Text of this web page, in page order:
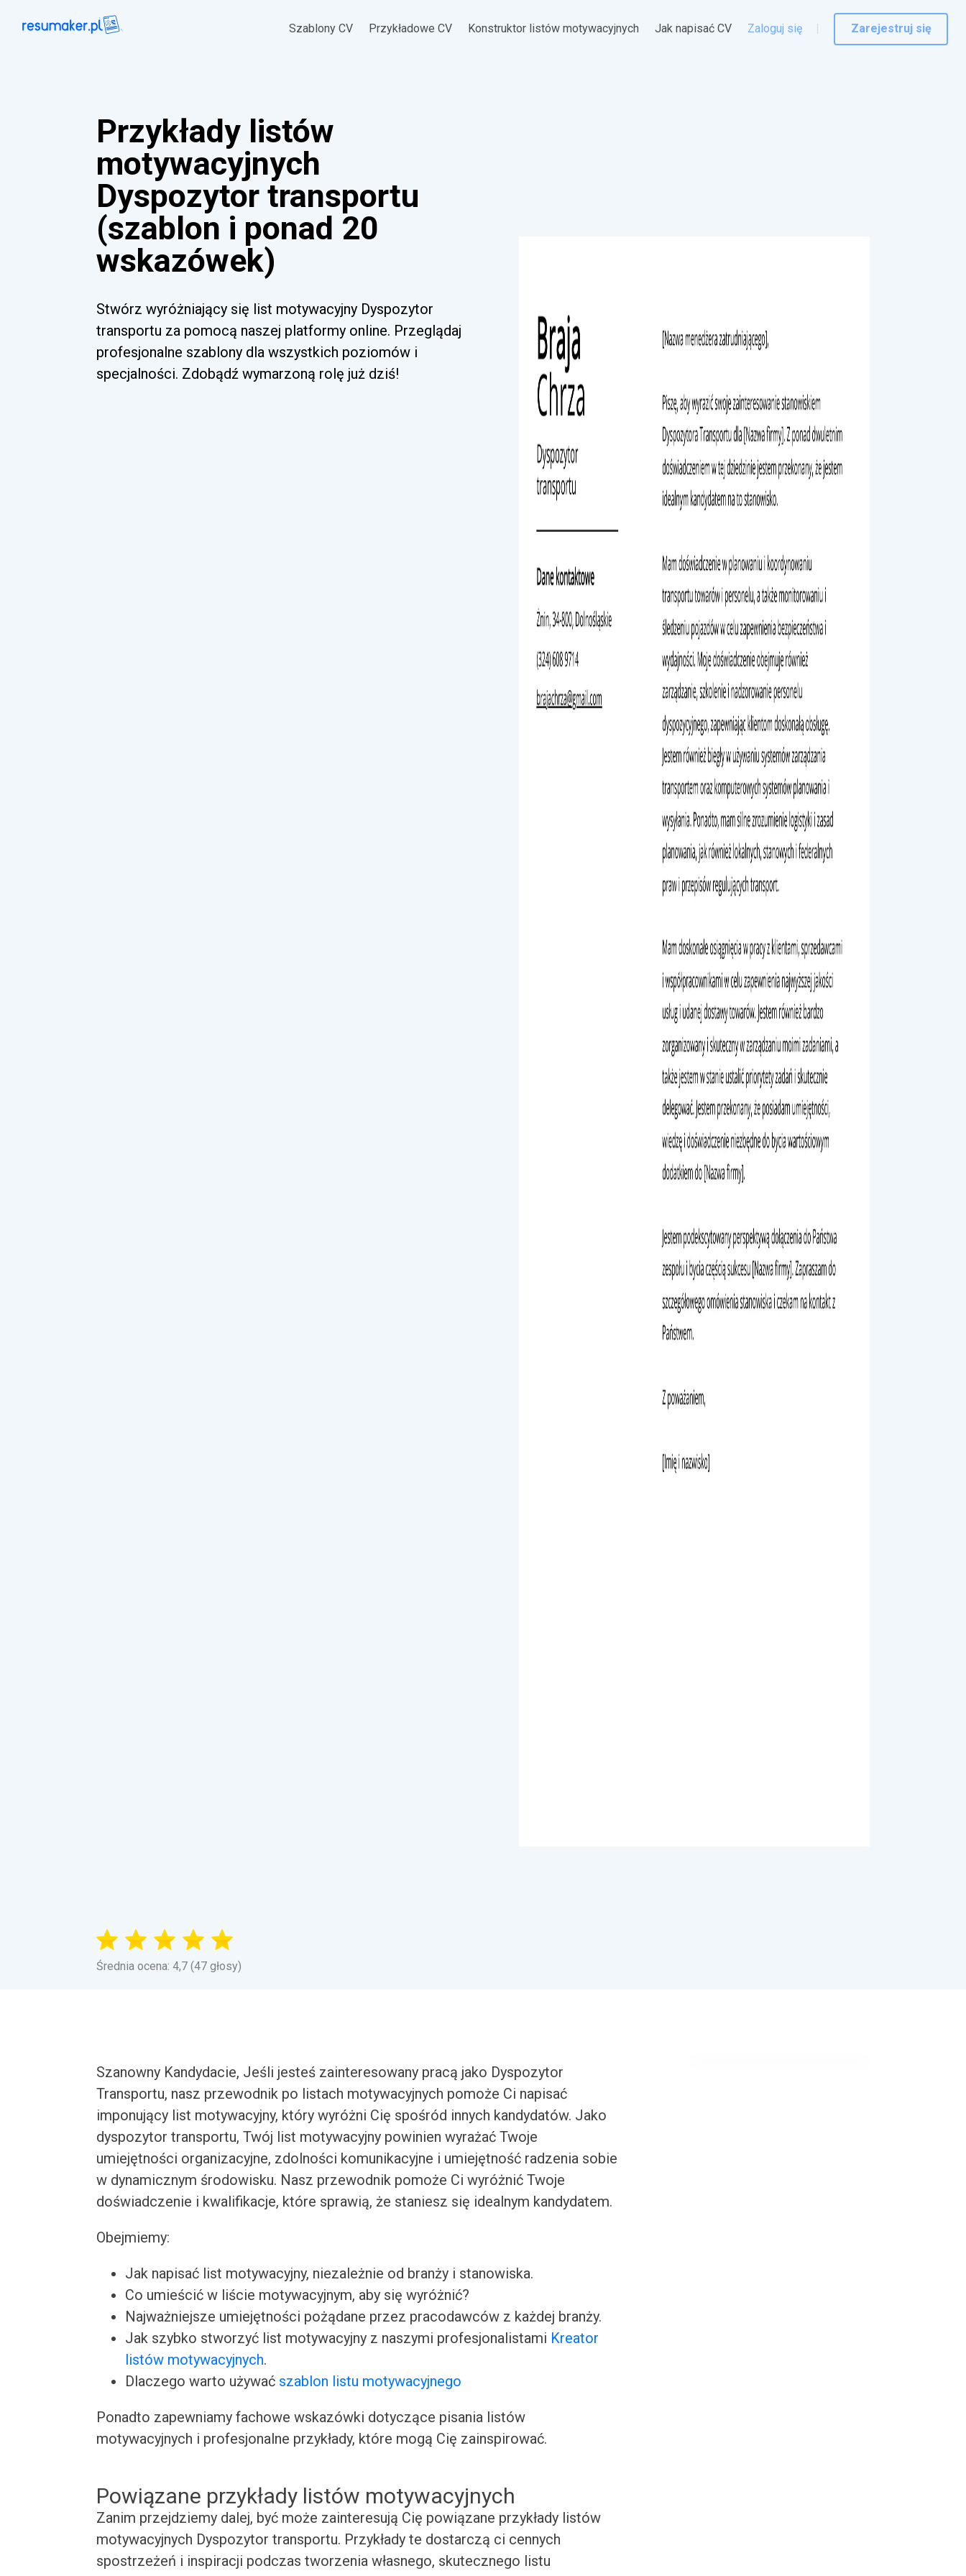
Szablony CV Przykładowe CV Konstruktor listów motywacyjnych Jak napisać CV Zaloguj się Zarejestruj się
Przykłady listów
motywacyjnych
Dyspozytor transportu
(szablon i ponad 20
wskazówek)
Stwórz wyróżniający się list motywacyjny Dyspozytor
transportu za pomocą naszej platformy online. Przeglądaj
profesjonalne szablony dla wszystkich poziomów i
specjalności. Zdobądź wymarzoną rolę już dziś!
Średnia ocena: 4,7 (47 głosy)
Szanowny Kandydacie, Jeśli jesteś zainteresowany pracą jako Dyspozytor
Transportu, nasz przewodnik po listach motywacyjnych pomoże Ci napisać
imponujący list motywacyjny, który wyróżni Cię spośród innych kandydatów. Jako
dyspozytor transportu, Twój list motywacyjny powinien wyrażać Twoje
umiejętności organizacyjne, zdolności komunikacyjne i umiejętność radzenia sobie
w dynamicznym środowisku. Nasz przewodnik pomoże Ci wyróżnić Twoje
doświadczenie i kwalifikacje, które sprawią, że staniesz się idealnym kandydatem.
Obejmiemy:
Jak napisać list motywacyjny, niezależnie od branży i stanowiska.
Co umieścić w liście motywacyjnym, aby się wyróżnić?
Najważniejsze umiejętności pożądane przez pracodawców z każdej branży.
Jak szybko stworzyć list motywacyjny z naszymi profesjonalistami Kreator
listów motywacyjnych.
Dlaczego warto używać szablon listu motywacyjnego
Ponadto zapewniamy fachowe wskazówki dotyczące pisania listów
motywacyjnych i profesjonalne przykłady, które mogą Cię zainspirować.
Powiązane przykłady listów motywacyjnych
Zanim przejdziemy dalej, być może zainteresują Cię powiązane przykłady listów
motywacyjnych Dyspozytor transportu. Przykłady te dostarczą ci cennych
spostrzeżeń i inspiracji podczas tworzenia własnego, skutecznego listu